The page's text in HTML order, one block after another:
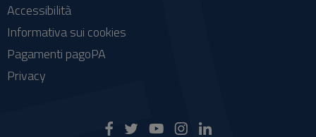
Accessibilità
Informativa sui cookies
Pagamenti pagoPA
Privacy